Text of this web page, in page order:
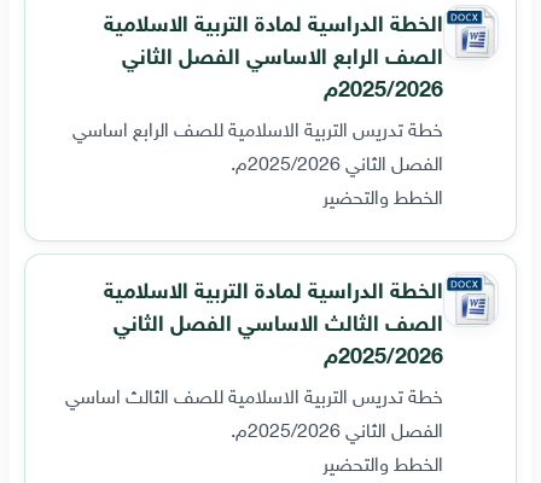
الخطة الدراسية لمادة التربية الاسلامية
الصف الرابع الاساسي الفصل الثاني
2025/2026م
خطة تدريس التربية الاسلامية للصف الرابع اساسي
الفصل الثاني 2025/2026م.
الخطط والتحضير
الخطة الدراسية لمادة التربية الاسلامية
الصف الثالث الاساسي الفصل الثاني
2025/2026م
خطة تدريس التربية الاسلامية للصف الثالث اساسي
الفصل الثاني 2025/2026م.
الخطط والتحضير